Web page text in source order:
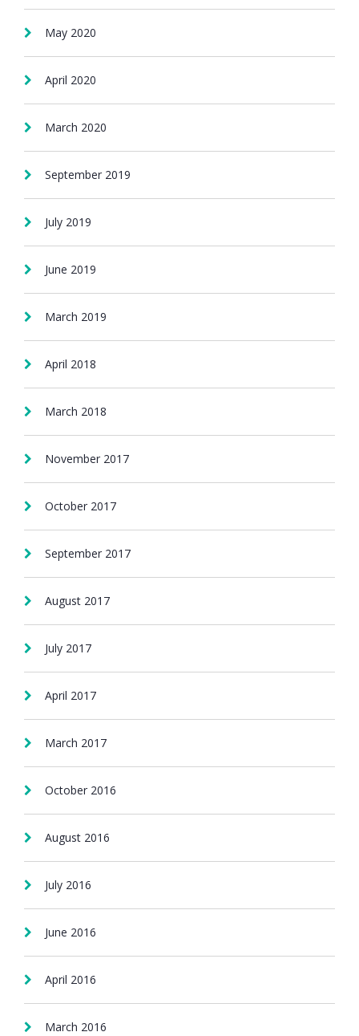
May 2020
April 2020
March 2020
September 2019
July 2019
June 2019
March 2019
April 2018
March 2018
November 2017
October 2017
September 2017
August 2017
July 2017
April 2017
March 2017
October 2016
August 2016
July 2016
June 2016
April 2016
March 2016